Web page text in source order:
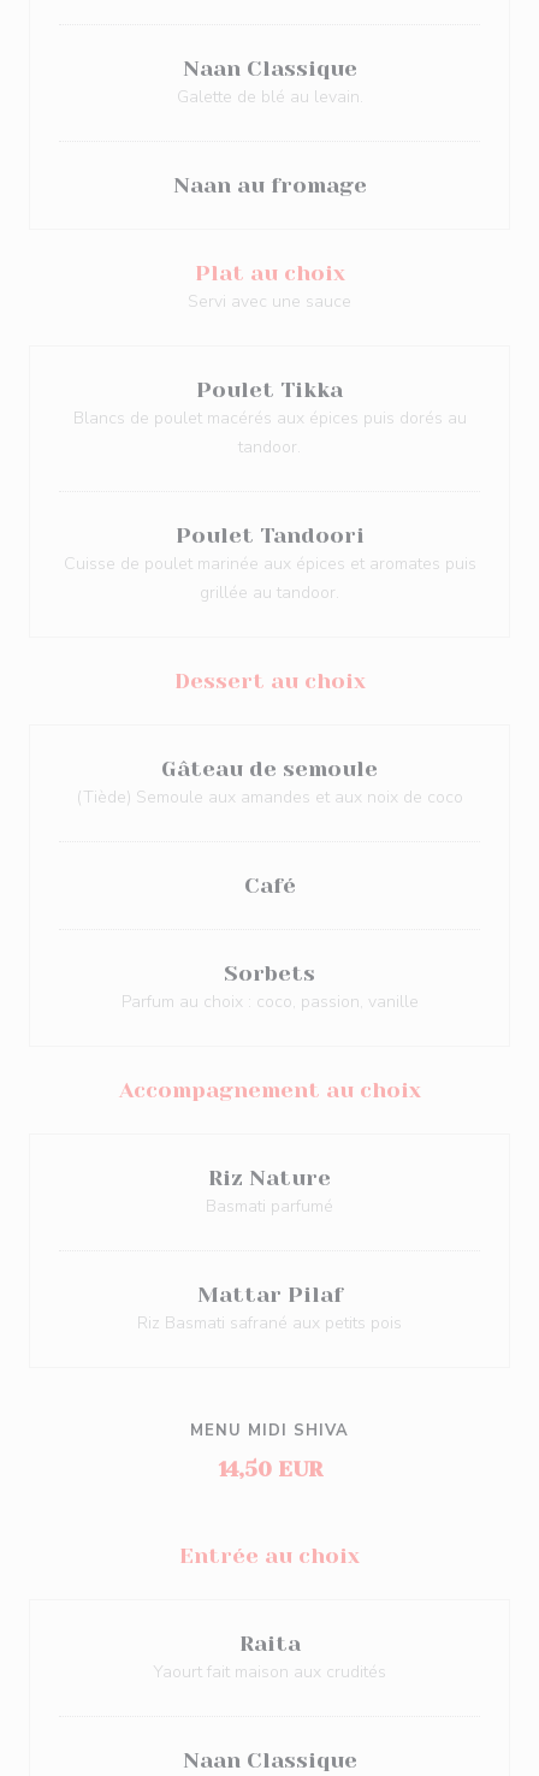
Naan Classique
Galette de blé au levain.
Naan au fromage
Plat au choix
Servi avec une sauce
Poulet Tikka
Blancs de poulet macérés aux épices puis dorés au
tandoor.
Poulet Tandoori
Cuisse de poulet marinée aux épices et aromates puis
grillée au tandoor.
Dessert au choix
Gâteau de semoule
(Tiède) Semoule aux amandes et aux noix de coco
Café
Sorbets
Parfum au choix : coco, passion, vanille
Accompagnement au choix
Riz Nature
Basmati parfumé
Mattar Pilaf
Riz Basmati safrané aux petits pois
MENU MIDI SHIVA
14,50 EUR
Entrée au choix
Raita
Yaourt fait maison aux crudités
Naan Classique